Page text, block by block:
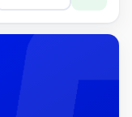
+ Comparar